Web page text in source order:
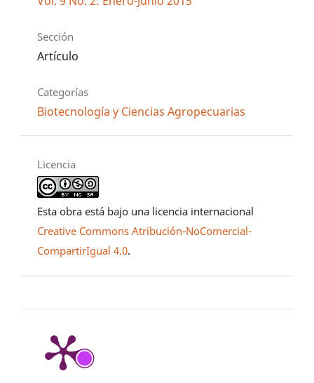
Sección
Artículo
Categorías
Biotecnología y Ciencias Agropecuarias
Licencia
Esta obra está bajo una licencia internacional
Creative Commons Atribución-NoComercial-
CompartirIgual 4.0.